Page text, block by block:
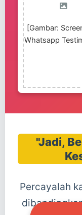
[Gambar:
Whatsapp
"Jadi,
Percayalah